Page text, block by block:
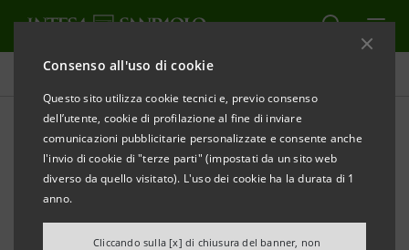
Consenso all'uso di cookie
Questo sito utilizza cookie tecnici e, previo consenso
dell’utente, cookie di profilazione al fine di inviare
comunicazioni pubblicitarie personalizzate e consente anche
l'invio di cookie di "terze parti" (impostati da un sito web
diverso da quello visitato). L'uso dei cookie ha la durata di 1
anno.
Cliccando sulla [x] di chiusura del banner, non
Area Media
Eurozona: migliora l’ESI a
dicembre ma è prematuro
parlare di riaccelerazione